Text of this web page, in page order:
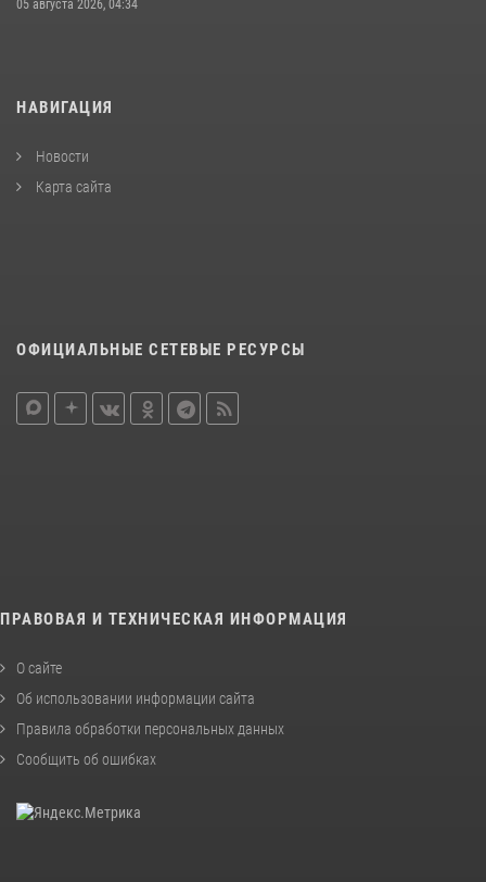
05 августа 2026, 04:34
НАВИГАЦИЯ
Новости
Карта сайта
ОФИЦИАЛЬНЫЕ СЕТЕВЫЕ РЕСУРСЫ
ПРАВОВАЯ И ТЕХНИЧЕСКАЯ ИНФОРМАЦИЯ
О сайте
Об использовании информации сайта
Правила обработки персональных данных
Сообщить об ошибках